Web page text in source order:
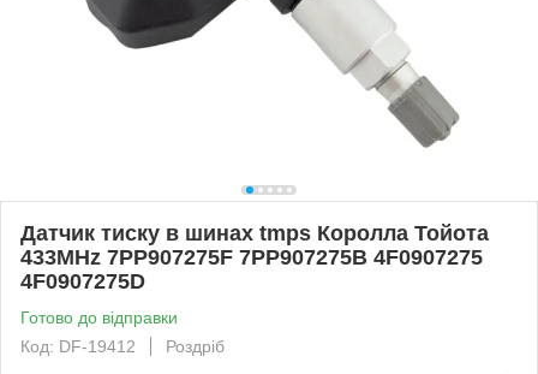
Датчик тиску в шинах tmps Королла Тойота
433MHz 7PP907275F 7PP907275B 4F0907275
4F0907275D
Готово до відправки
Код: DF-19412
Роздріб